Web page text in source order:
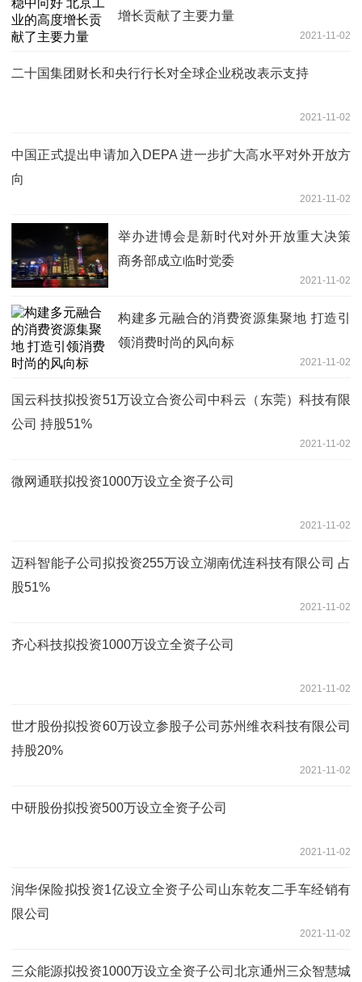
增长贡献了主要力量
2021-11-02
二十国集团财长和央行行长对全球企业税改表示支持
2021-11-02
中国正式提出申请加入DEPA 进一步扩大高水平对外开放方
向
2021-11-02
举办进博会是新时代对外开放重大决策
商务部成立临时党委
2021-11-02
构建多元融合的消费资源集聚地 打造引
领消费时尚的风向标
2021-11-02
国云科技拟投资51万设立合资公司中科云（东莞）科技有限
公司 持股51%
2021-11-02
微网通联拟投资1000万设立全资子公司
2021-11-02
迈科智能子公司拟投资255万设立湖南优连科技有限公司 占
股51%
2021-11-02
齐心科技拟投资1000万设立全资子公司
2021-11-02
世才股份拟投资60万设立参股子公司苏州维衣科技有限公司
持股20%
2021-11-02
中研股份拟投资500万设立全资子公司
2021-11-02
润华保险拟投资1亿设立全资子公司山东乾友二手车经销有
限公司
2021-11-02
三众能源拟投资1000万设立全资子公司北京通州三众智慧城